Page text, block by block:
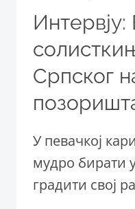
Српског
У певачкој
мудро бирати
градити свој